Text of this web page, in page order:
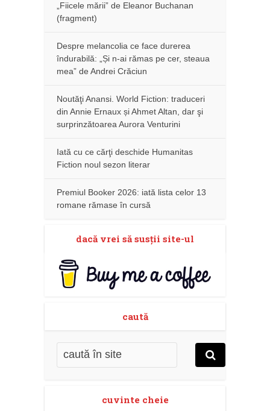
„Fiicele mării” de Eleanor Buchanan
(fragment)
Despre melancolia ce face durerea
îndurabilă: „Și n-ai rămas pe cer, steaua
mea” de Andrei Crăciun
Noutăţi Anansi. World Fiction: traduceri
din Annie Ernaux și Ahmet Altan, dar şi
surprinzătoarea Aurora Venturini
Iată cu ce cărţi deschide Humanitas
Fiction noul sezon literar
Premiul Booker 2026: iată lista celor 13
romane rămase în cursă
dacă vrei să susţii site-ul
caută
cuvinte cheie